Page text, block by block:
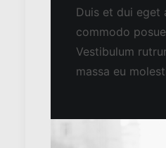
Duis et dui eget
commodo
Vestibulum
massa eu